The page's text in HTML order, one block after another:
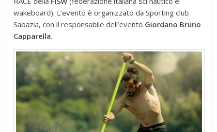
wakeboard). L’evento è organizzato da Sporting club
Sabazia, con il responsabile dell’evento Giordano Bruno
Capparella.